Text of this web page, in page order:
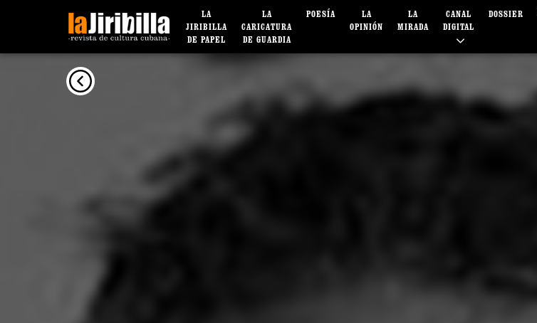
LA
JIRIBILLA
DE PAPEL
LA
CARICATURA
DE GUARDIA
POESÍA
LA
OPINIÓN
LA
MIRADA
CANAL
DIGITAL
DOSSIER